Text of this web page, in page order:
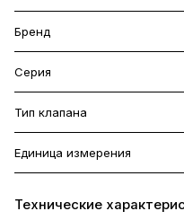
Бренд
Серия
Тип клапана
Единица измерения
Технические